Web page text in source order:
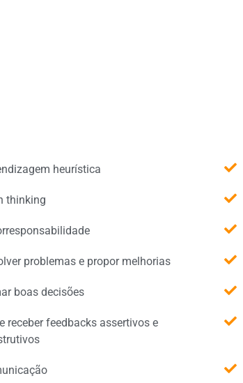
heurística
thinking
problemas e propor melhorias
boas decisões
receber feedbacks assertivos e